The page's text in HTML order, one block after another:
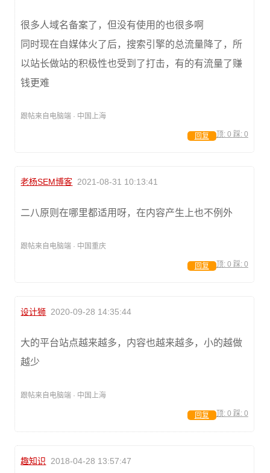
很多人域名备案了，但没有使用的也很多啊
同时现在自媒体火了后，搜索引擎的总流量降了，所
以站长做站的积极性也受到了打击，有的有流量了赚
钱更难
跟帖来自电脑端 · 中国上海
顶: 0 踩: 0
回复
老杨SEM博客 2021-08-31 10:13:41
二八原则在哪里都适用呀，在内容产生上也不例外
跟帖来自电脑端 · 中国重庆
顶: 0 踩: 0
回复
设计狮 2020-09-28 14:35:44
大的平台站点越来越多，内容也越来越多，小的越做
越少
跟帖来自电脑端 · 中国上海
顶: 0 踩: 0
回复
趣知识 2018-04-28 13:57:47